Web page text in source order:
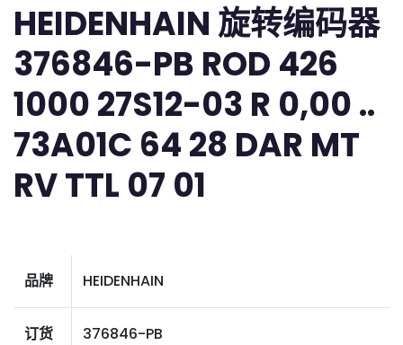
HEIDENHAIN 旋转编码器
376846-PB ROD 426
1000 27S12-03 R 0,00 ..
73A01C 64 28 DAR MT
RV TTL 07 01
品牌 HEIDENHAIN
订货
376846-PB